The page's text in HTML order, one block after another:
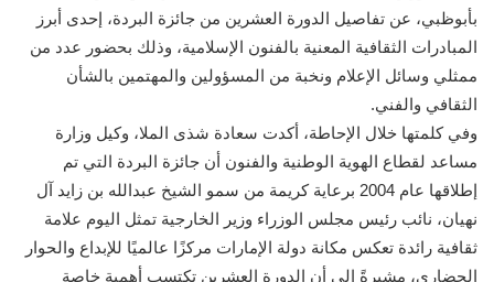
بأبوظبي، عن تفاصيل الدورة العشرين من جائزة البردة، إحدى أبرز
المبادرات الثقافية المعنية بالفنون الإسلامية، وذلك بحضور عدد من
ممثلي وسائل الإعلام ونخبة من المسؤولين والمهتمين بالشأن
الثقافي والفني.
وفي كلمتها خلال الإحاطة، أكدت سعادة شذى الملا، وكيل وزارة
مساعد لقطاع الهوية الوطنية والفنون أن جائزة البردة التي تم
إطلاقها عام 2004 برعاية كريمة من سمو الشيخ عبدالله بن زايد آل
نهيان، نائب رئيس مجلس الوزراء وزير الخارجية تمثل اليوم علامة
ثقافية رائدة تعكس مكانة دولة الإمارات مركزًا عالميًا للإبداع والحوار
الحضاري، مشيرةً إلى أن الدورة العشرين تكتسب أهمية خاصة